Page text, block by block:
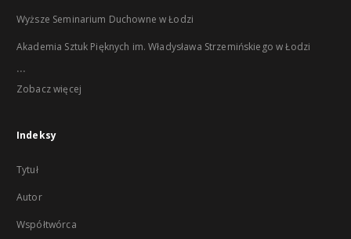
Wyższe Seminarium Duchowne w Łodzi
Akademia Sztuk Pięknych im. Władysława Strzemińskiego w Łodzi
...
Zobacz więcej
Indeksy
Tytuł
Autor
Współtwórca